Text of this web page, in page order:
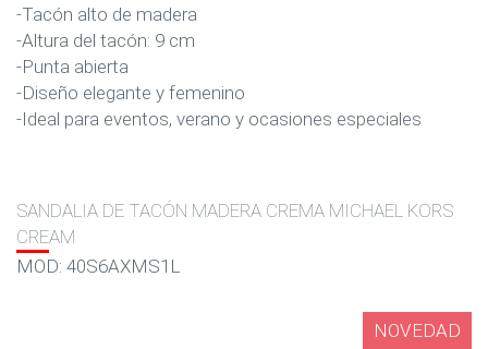
-Tacón alto de madera
-Altura del tacón: 9 cm
-Punta abierta
-Diseño elegante y femenino
-Ideal para eventos, verano y ocasiones especiales
SANDALIA DE TACÓN MADERA CREMA MICHAEL KORS
CREAM
MOD: 40S6AXMS1L
NOVEDAD